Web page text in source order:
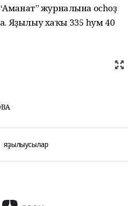
журналына осһоҙ
Яҙылыу хаҡы 335 һум 40
яҙылыусылар